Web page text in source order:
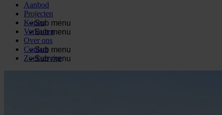
Aanbod
Projecten
Sub menu
Kopen
Sub menu
Verkopen
Over ons
Sub menu
Contact
Sub menu
Zoekservice